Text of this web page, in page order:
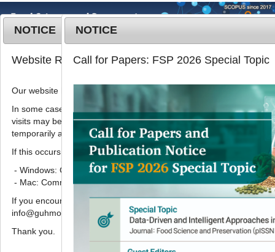
T
o
g
l
e
v
i
g
t
o
MENU
Korean J. Food Preserv. 2023
30( 1):146-154
pISSN: 1738-7248, eISSN: 2287-7428
DOI:https://doi.org/10.11002/kjfp.2023.30.1.146
Research Articles
황칠나무 추출물의 고초균 발효물로 제
조된 가쓰오부시 단백가수분해물의
Lactobacillus plantarum
한 고농도 GABA 생산
2 ,이삼빈1,3,*
NOTICE
Website Renewal Notice
Our website has recently been renewed.
In some cases, images, CSS files, or other settings saved in your
visits may be reused instead of downloading the latest files. As a
temporarily appear incorrectly or may not display properly.
If this occurs, please perform a hard refresh.
- Windows: Ctrl + F5
- Mac: Command + Shift + R
If you encounter any errors or difficulties while using the website,
info@guhmok.com.
Thank you.
NOTICE
Call for Papers: FSP 2026 Special Topic